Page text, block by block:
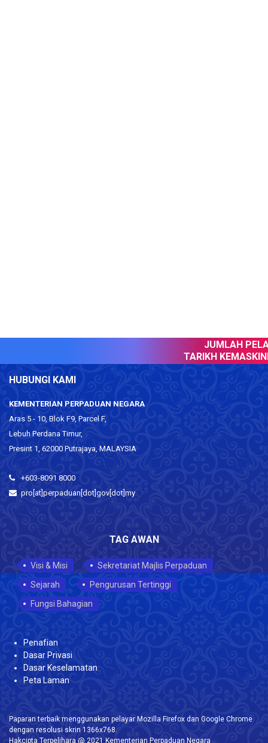
JUMLAH
TARIKH KEMASKINI
HUBUNGI KAMI
KEMENTERIAN PERPADUAN NEGARA
Aras 5 - 10, Blok F9, Parcel F,
Lebuh Perdana Timur,
Presint 1, 62000 Putrajaya, MALAYSIA
+603-8091 8000
pro[at]perpaduan[dot]gov[dot]my
TAG AWAN
Visi & Misi
Sekretariat Majlis Perpaduan
Sejarah
Pengurusan Tertinggi
Fungsi Bahagian
Penafian
Dasar Privasi
Dasar Keselamatan
Peta Laman
Paparan terbaik menggunakan pelayar Mozilla Firefox dan Google Chrome
dengan resolusi skrin 1366x768.
Hakcipta Terpelihara @ 2021 Kementerian Perpaduan Negara